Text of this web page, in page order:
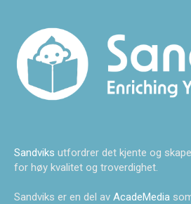
Sandviks utfordrer det kjente og
for høy kvalitet og troverdighet.
Sandviks er en del av AcadeMedia